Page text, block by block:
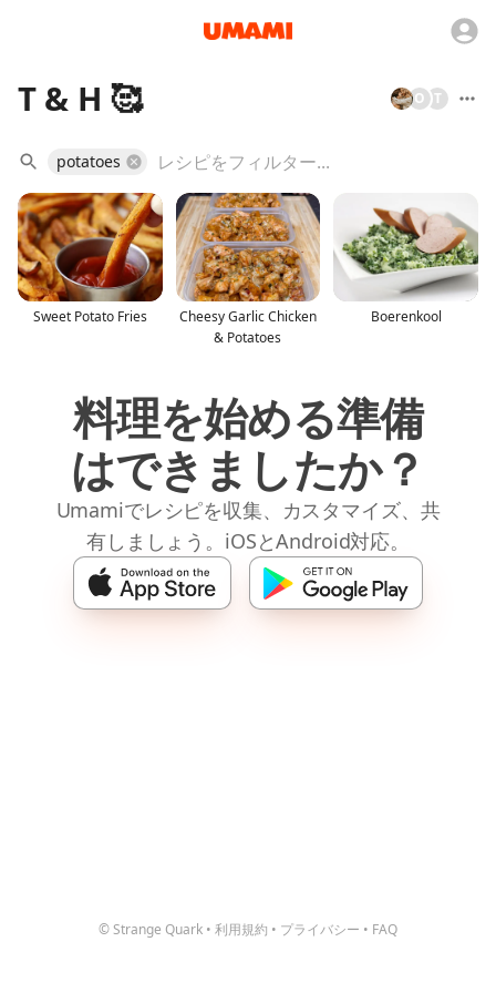
T & H 🥰 T
O
potatoes
Sweet Potato Fries
Cheesy Garlic Chicken
& Potatoes
Boerenkool
料理を始める準備
はできましたか？
Umamiでレシピを収集、カスタマイズ、共
有しましょう。iOSとAndroid対応。
© Strange Quark • 利用規約 • プライバシー • FAQ